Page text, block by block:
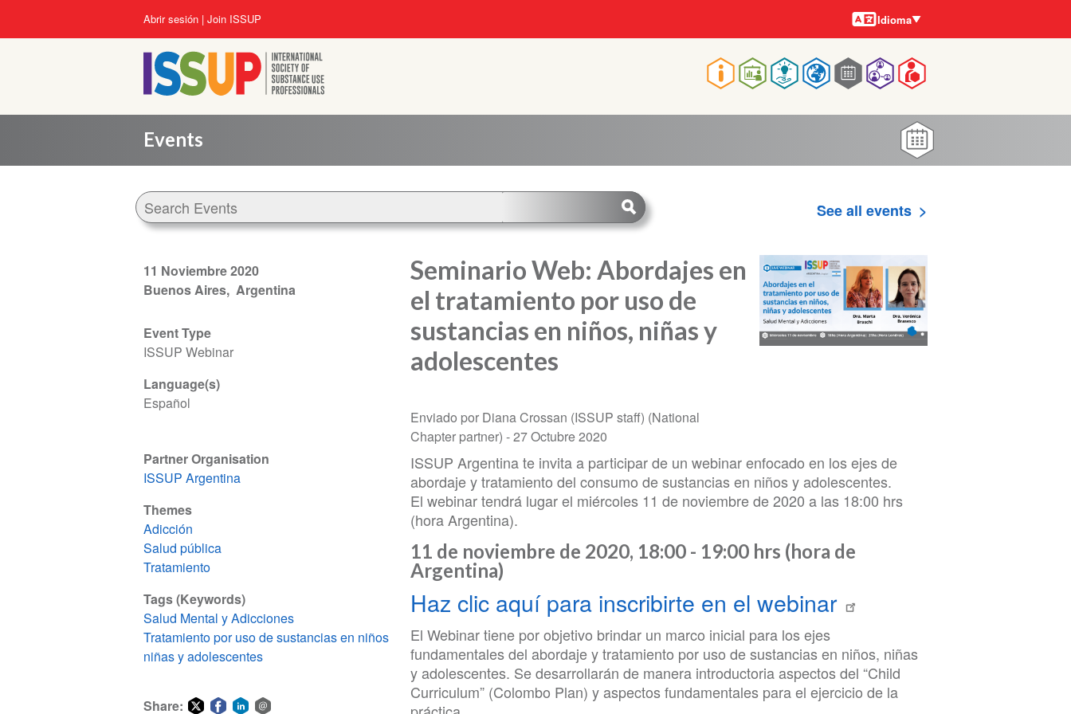
Main
navigation
User
account
menu
Abrir sesión Join ISSUP Idiomas
Idioma
Events
See all events
11 Noviembre 2020
Buenos Aires Argentina
Event Type
ISSUP Webinar
Language(s)
Español
Partner Organisation
ISSUP Argentina
Themes
Adicción
Salud pública
Tratamiento
Tags (Keywords)
Salud Mental y Adicciones
Tratamiento por uso de sustancias en niños
niñas y adolescentes
Share:
Seminario Web: Abordajes en
el tratamiento por uso de
sustancias en niños, niñas y
adolescentes
Enviado por Diana Crossan (ISSUP staff) (National
Chapter partner) -27 Octubre 2020
ISSUP Argentina te invita a participar de un webinar enfocado en los ejes de
abordaje y tratamiento del consumo de sustancias en niños y adolescentes.
El webinar tendrá lugar el miércoles 11 de noviembre de 2020 a las 18:00 hrs
(hora Argentina).
11 de noviembre de 2020, 18:00 - 19:00 hrs (hora de
Argentina)
Haz clic aquí para inscribirte en el webinar
El Webinar tiene por objetivo brindar un marco inicial para los ejes
fundamentales del abordaje y tratamiento por uso de sustancias en niños, niñas
y adolescentes. Se desarrollarán de manera introductoria aspectos del “Child
Curriculum” (Colombo Plan) y aspectos fundamentales para el ejercicio de la